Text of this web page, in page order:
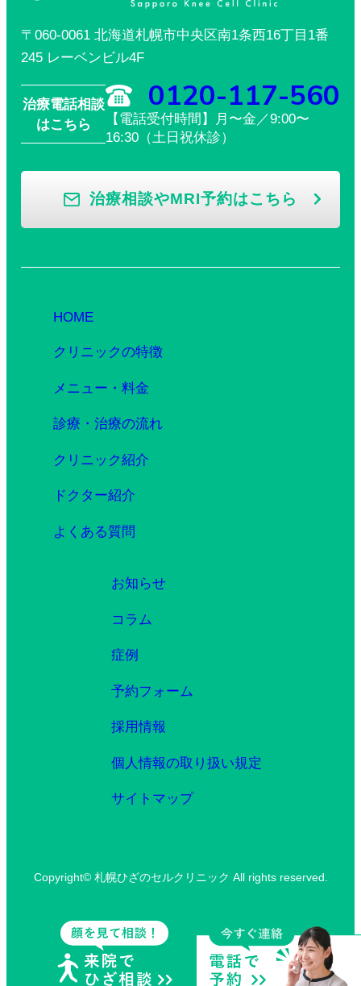
〒060-0061 北海道札幌市中央区南1条西16丁目1番
245 レーベンビル4F
治療電話相談
はこちら
0120-117-560
【電話受付時間】月〜金／9:00〜
16:30（土日祝休診）
治療相談やMRI予約はこちら
HOME
クリニックの特徴
メニュー・料金
診療・治療の流れ
クリニック紹介
ドクター紹介
よくある質問
お知らせ
コラム
症例
予約フォーム
採用情報
個人情報の取り扱い規定
サイトマップ
Copyright© 札幌ひざのセルクリニック All rights reserved.